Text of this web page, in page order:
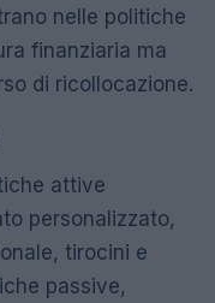
nelle politiche
finanziaria ma
di ricollocazione.
attive
personalizzato,
tirocini e
passive,